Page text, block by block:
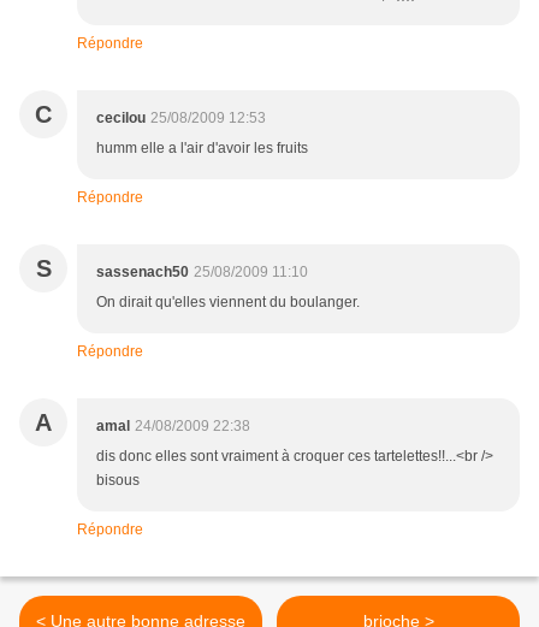
Répondre
C cecilou 25/08/2009 12:53
humm elle a l'air d'avoir les fruits
Répondre
S sassenach50 25/08/2009 11:10
On dirait qu'elles viennent du boulanger.
Répondre
A amal 24/08/2009 22:38
dis donc elles sont vraiment à croquer ces tartelettes!!...<br />
bisous
Répondre
< Une autre bonne adresse
brioche >